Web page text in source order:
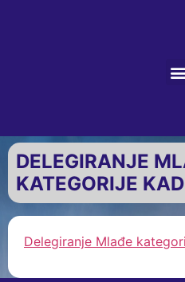
DELEGIRANJE
KATEGORIJE
Delegiranje Mlađe